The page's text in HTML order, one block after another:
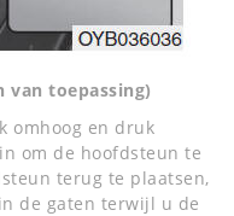
van toepassing)
omhoog en druk
om de hoofdsteun te
terug te plaatsen,
de gaten terwijl u de